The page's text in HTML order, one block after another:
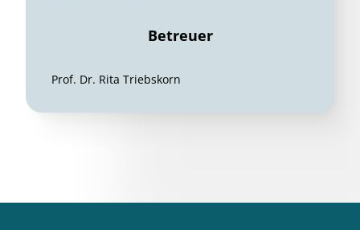
Betreuer
Prof. Dr. Rita Triebskorn